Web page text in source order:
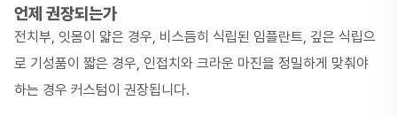
언제 권장되는가
전치부, 잇몸이 얇은 경우, 비스듬히 식립된 임플란트, 깊은 식립으
로 기성품이 짧은 경우, 인접치와 크라운 마진을 정밀하게 맞춰야
하는 경우 커스텀이 권장됩니다.